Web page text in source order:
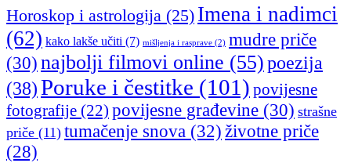
Horoskop i astrologija (25) Imena i nadimci
(62) kako lakše učiti (7) mišljenja i rasprave (2) mudre priče
(30) najbolji filmovi online (55)poezija
(38)Poruke i čestitke (101) povijesne
fotografije (22) povijesne građevine (30) strašne
priče (11) tumačenje snova (32) životne priče
(28)